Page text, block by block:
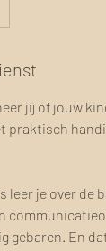
jij of jouw
praktisch
leer je over
gebaren. En